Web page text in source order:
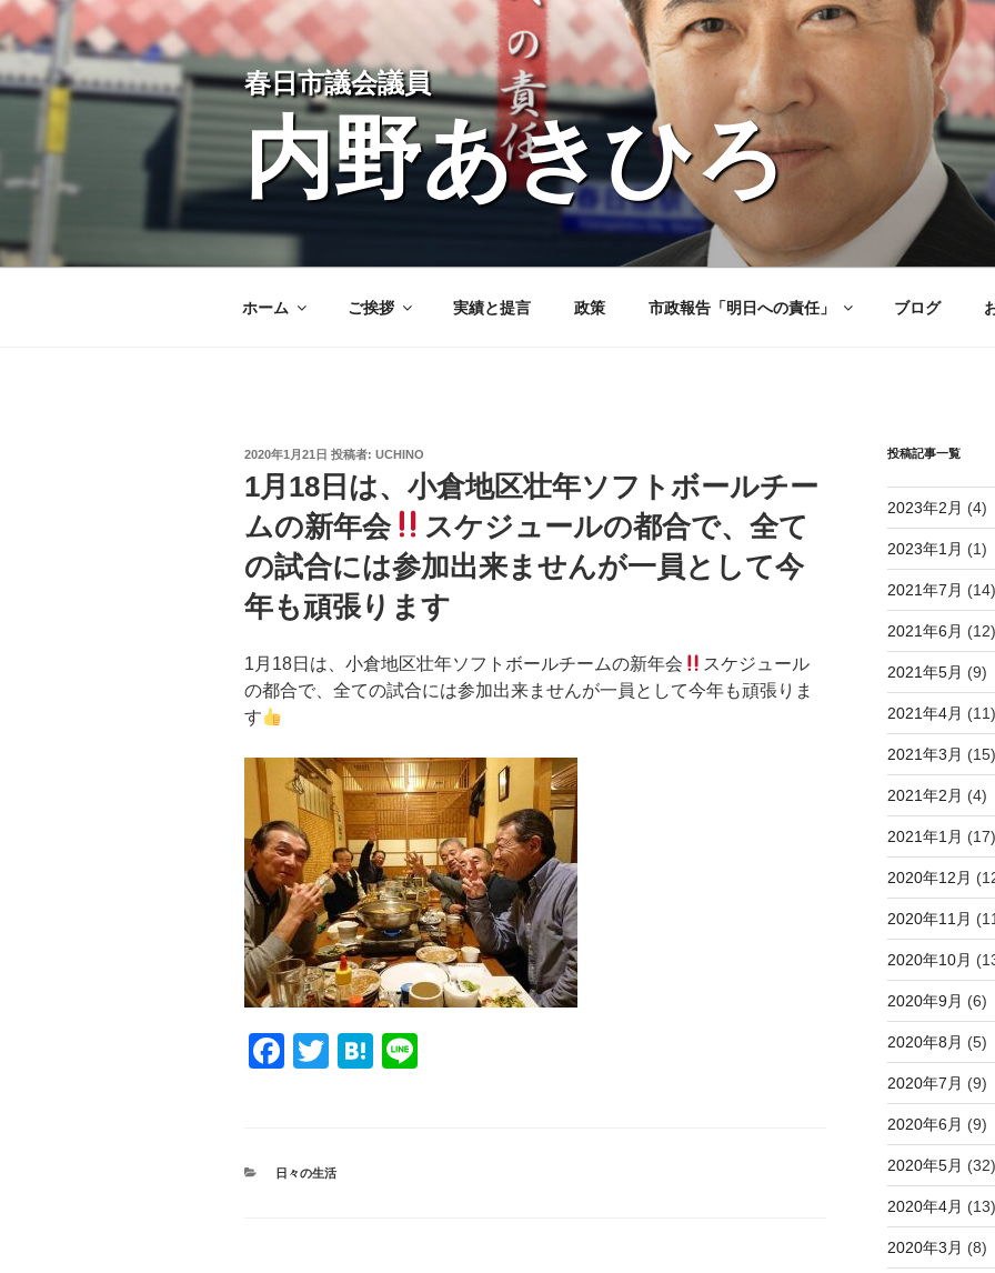
コ
ン
ン
プ
春日市議会議員
内野あきひろ
ホーム ご挨拶 実績と提言 政策 市政報告「明日への責任」 ブログ
投
2020年1月21日 投稿者: UCHINO
1月18日は、小倉地区壮年ソフトボールチー
ムの新年会
スケジュールの都合で、全て
の試合には参加出来ませんが一員として今
年も頑張ります
1月18日は、小倉地区壮年ソフトボールチームの新年会
スケジュール
の都合で、全ての試合には参加出来ませんが一員として今年も頑張りま
す
F
e
b
T
er
H
カ
日々の生活
投稿記事一覧
2023年2月 (4)
2023年1月 (1)
2021年7月 (14)
2021年6月 (12)
2021年5月 (9)
2021年4月 (11)
2021年3月 (15)
2021年2月 (4)
2021年1月 (17)
2020年12月
2020年11月
2020年10月
2020年9月 (6)
2020年8月 (5)
2020年7月 (9)
2020年6月 (9)
2020年5月 (32)
2020年4月 (13)
2020年3月 (8)